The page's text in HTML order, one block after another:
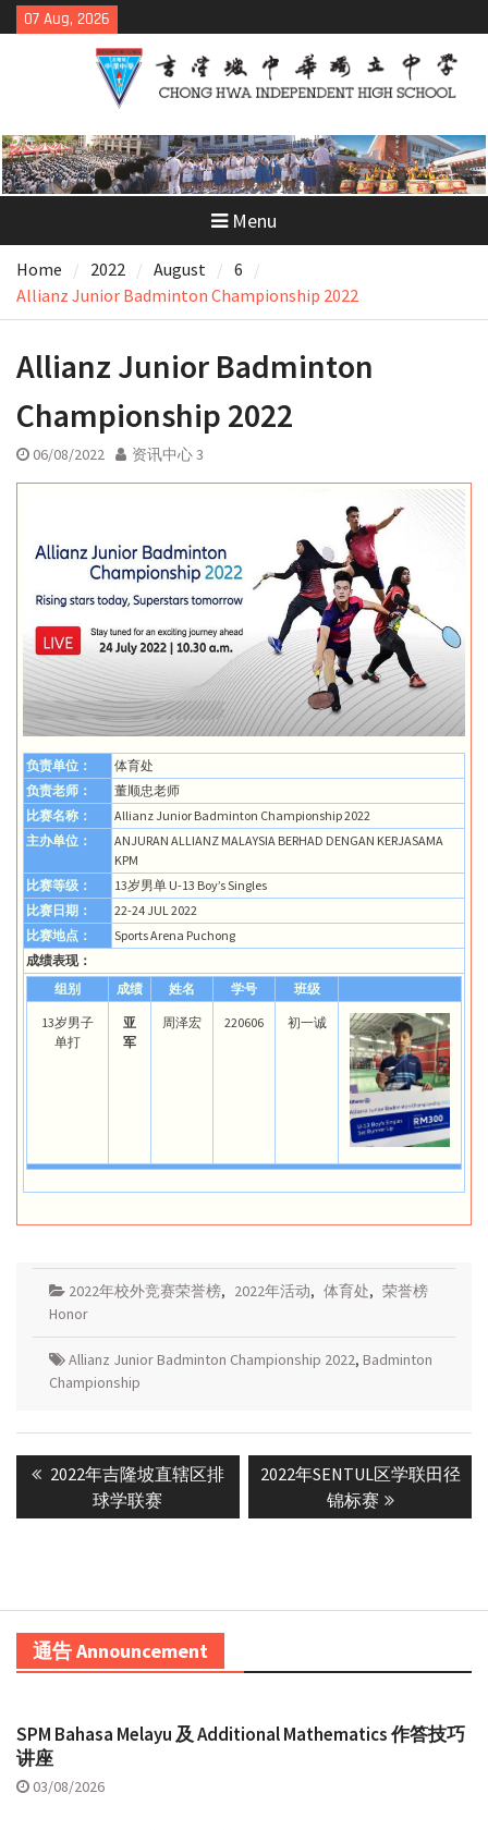
Skip
to
07 Aug, 2026
Menu
Home 2022 August
6
Allianz Junior Badminton Championship 2022
Allianz Junior Badminton
Championship 2022
06/08/2022 资讯中心 3
负责单位：
体育处
负责老师：
董顺忠老师
比赛名称：
Allianz Junior Badminton Championship 2022
主办单位：
ANJURAN ALLIANZ MALAYSIA BERHAD DENGAN KERJASAMA
KPM
比赛等级：
13岁男单 U-13 Boy’s Singles
比赛日期：
22-24 JUL 2022
比赛地点：
Sports Arena Puchong
成绩表现：
组别
成绩 姓名 学号 班级
13岁男子
单打
亚
军
周泽宏 220606 初一诚
2022年校外竞赛荣誉榜, 2022年活动, 体育处, 荣誉榜
Honor
Allianz Junior Badminton Championship 2022, Badminton
Championship
Post
navigation
Previous
2022年吉隆坡直辖区排
球学联赛
Next
2022年SENTUL区学联田径
锦标赛
通告 Announcement
SPM Bahasa Melayu 及 Additional Mathematics 作答技巧
讲座
03/08/2026